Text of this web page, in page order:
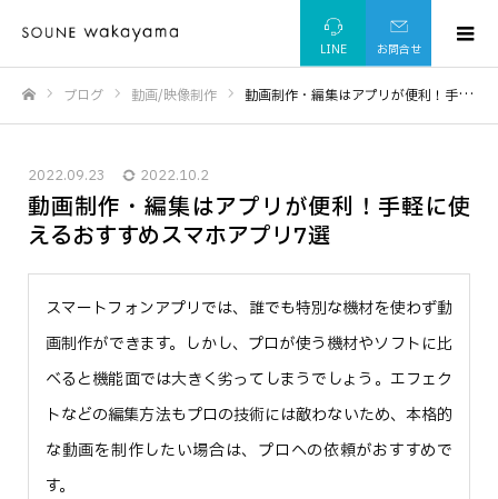
LINE お問合せ
ブログ 動画/映像制作 動画制作・編集はアプリが便利！手軽に使えるおすすめスマホアプリ7選
2022.09.23 2022.10.2
動画制作・編集はアプリが便利！手軽に使
えるおすすめスマホアプリ7選
スマートフォンアプリでは、誰でも特別な機材を使わず動
画制作ができます。しかし、プロが使う機材やソフトに比
べると機能面では大きく劣ってしまうでしょう。エフェク
トなどの編集方法もプロの技術には敵わないため、本格的
な動画を制作したい場合は、プロへの依頼がおすすめで
す。